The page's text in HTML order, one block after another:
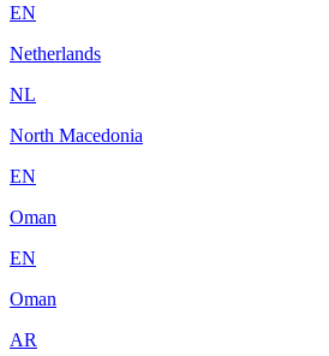
EN
Netherlands
NL
North Macedonia
EN
Oman
EN
Oman
AR